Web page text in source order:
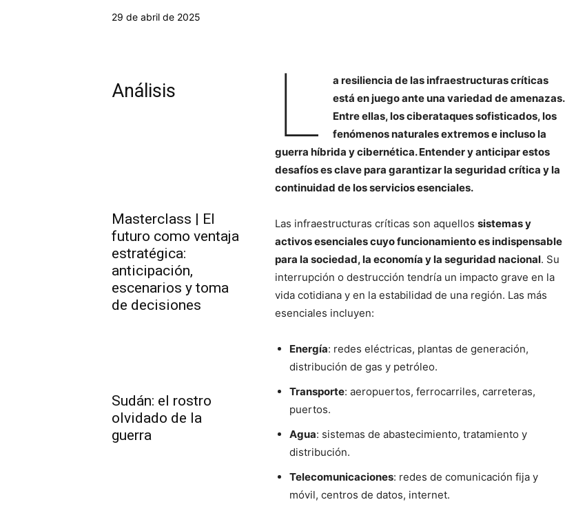
29 de abril de 2025
Análisis
Masterclass | El
futuro como ventaja
estratégica:
anticipación,
escenarios y toma
de decisiones
Sudán: el rostro
olvidado de la
guerra
L
a resiliencia de las infraestructuras críticas
está en juego ante una variedad de amenazas.
Entre ellas, los ciberataques sofisticados, los
fenómenos naturales extremos e incluso la
guerra híbrida y cibernética. Entender y anticipar estos
desafíos es clave para garantizar la seguridad crítica y la
continuidad de los servicios esenciales.
Las infraestructuras críticas son aquellossistemas y
activos esenciales cuyo funcionamiento es indispensable
para la sociedad, la economía y la seguridad nacional. Su
interrupción o destrucción tendría un impacto grave en la
vida cotidiana y en la estabilidad de una región. Las más
esenciales incluyen:
Energía: redes eléctricas, plantas de generación,
distribución de gas y petróleo.
Transporte: aeropuertos, ferrocarriles, carreteras,
puertos.
Agua: sistemas de abastecimiento, tratamiento y
distribución.
Telecomunicaciones: redes de comunicación fija y
móvil, centros de datos, internet.